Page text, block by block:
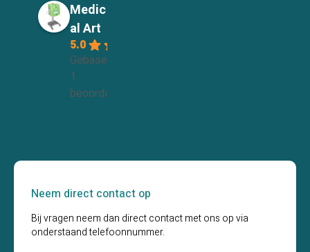
Medic
al Art
5.0
Gebaseerd op
1
beoordelingen
Neem direct contact op
Bij vragen neem dan direct contact met ons op via
onderstaand telefoonnummer.